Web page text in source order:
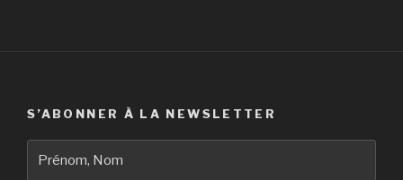
S’ABONNER À LA NEWSLETTER